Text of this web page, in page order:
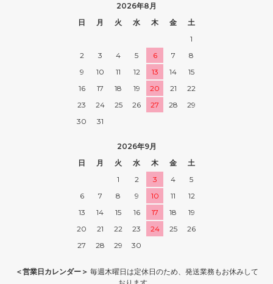
2026年8月
日
月 火 水 木 金
土
1
2
3 4 5 6 7
8
9
10 11 12 13 14
15
16
17 18 19 20 21
22
23
24 25 26 27 28
29
30
31
2026年9月
日
月 火 水 木 金
土
1
2 3 4
5
6
7 8 9 10 11
12
13
14 15 16 17 18
19
20
21 22 23 24 25
26
27
28 29 30
＜営業日カレンダー＞ 毎週木曜日は定休日のため、発送業務もお休みして
おります。